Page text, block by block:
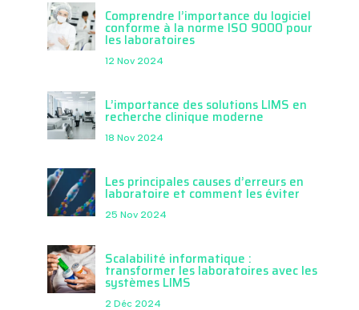
Comprendre l’importance du logiciel
conforme à la norme ISO 9000 pour
les laboratoires
12 Nov 2024
L’importance des solutions LIMS en
recherche clinique moderne
18 Nov 2024
Les principales causes d’erreurs en
laboratoire et comment les éviter
25 Nov 2024
Scalabilité informatique :
transformer les laboratoires avec les
systèmes LIMS
2 Déc 2024